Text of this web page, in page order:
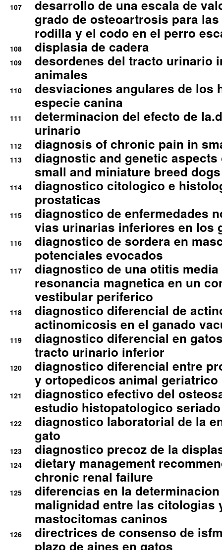
107
desarrollo de una escala de
grado de osteoartrosis para
rodilla y el codo en el perro
108 displasia de cadera
109
desordenes del tracto urinario
animales
110
desviaciones angulares de los
especie canina
111
determinacion del efecto de
urinario
112 diagnosis of chronic pain in
113
diagnostic and genetic
small and miniature breed
114
diagnostico citologico e
prostaticas
115
diagnostico de enfermedades
vias urinarias inferiores en los
116
diagnostico de sordera en
potenciales evocados
117
diagnostico de una otitis
resonancia magnetica en un
vestibular periferico
118
diagnostico diferencial de
actinomicosis en el ganado
119
diagnostico diferencial en
tracto urinario inferior
120
diagnostico diferencial entre
y ortopedicos animal geriatrico
121
diagnostico efectivo del
estudio histopatologico seriado
122
diagnostico laboratorial de la
gato
123 diagnostico precoz de la
124
dietary management
chronic renal failure
125
diferencias en la
malignidad entre las citologias
mastocitomas caninos
126
directrices de consenso de
plazo de aines en gatos